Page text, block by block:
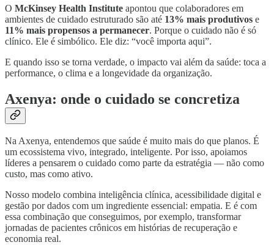
O McKinsey Health Institute apontou que colaboradores em
ambientes de cuidado estruturado são até 13% mais produtivos e
11% mais propensos a permanecer. Porque o cuidado não é só
clínico. Ele é simbólico. Ele diz: “você importa aqui”.
E quando isso se torna verdade, o impacto vai além da saúde: toca a
performance, o clima e a longevidade da organização.
Axenya: onde o cuidado se concretiza
Na Axenya, entendemos que saúde é muito mais do que planos. É
um ecossistema vivo, integrado, inteligente. Por isso, apoiamos
líderes a pensarem o cuidado como parte da estratégia — não como
custo, mas como ativo.
Nosso modelo combina inteligência clínica, acessibilidade digital e
gestão por dados com um ingrediente essencial: empatia. E é com
essa combinação que conseguimos, por exemplo, transformar
jornadas de pacientes crônicos em histórias de recuperação e
economia real.